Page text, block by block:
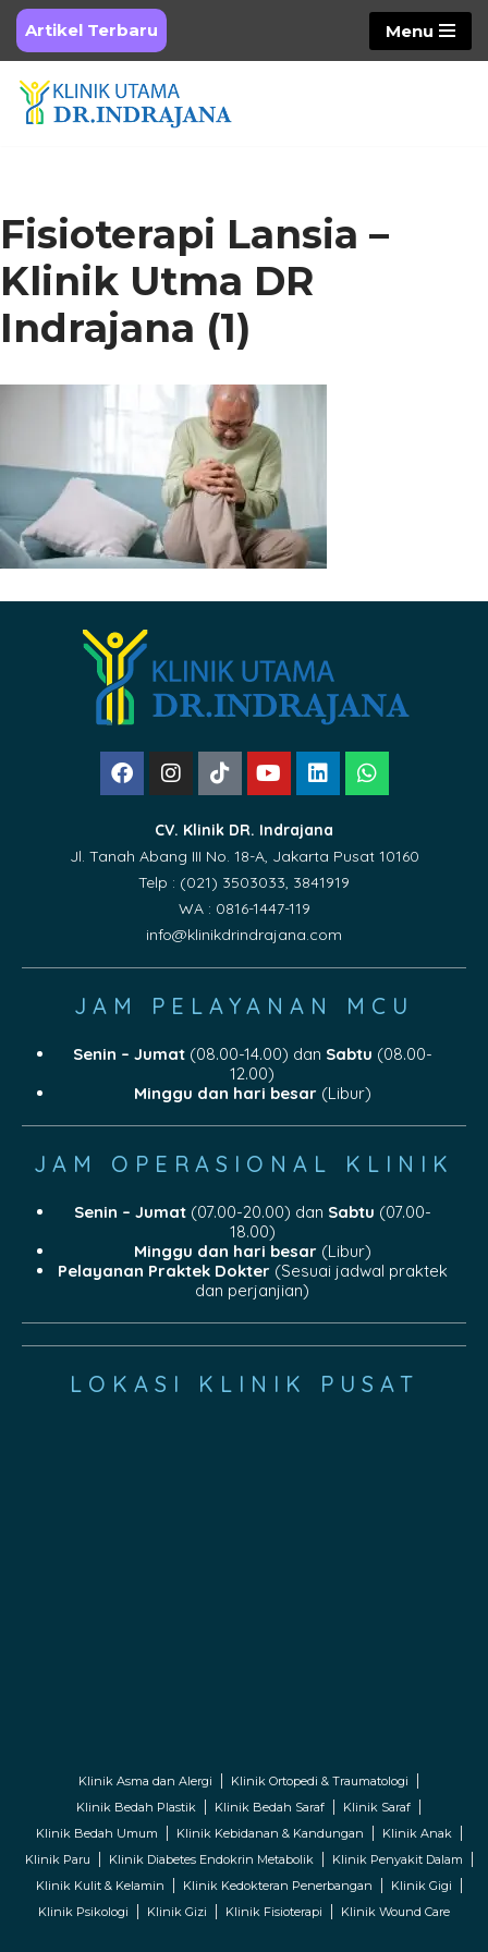
Skip
to
content
Artikel Terbaru Menu
Fisioterapi Lansia –
Klinik Utma DR
Indrajana (1)
CV. Klinik DR. Indrajana
Jl. Tanah Abang III No. 18-A, Jakarta Pusat 10160
Telp : (021) 3503033, 3841919
WA : 0816-1447-119
info@klinikdrindrajana.com
JAM PELAYANAN MCU
Senin – Jumat(08.00-14.00) dan Sabtu (08.00-
12.00)
Minggu dan hari besar(Libur)
JAM OPERASIONAL KLINIK
Senin – Jumat(07.00-20.00) dan Sabtu (07.00-
18.00)
Minggu dan hari besar(Libur)
Pelayanan Praktek Dokter(Sesuai jadwal praktek
dan perjanjian)
LOKASI KLINIK PUSAT
Klinik Asma dan Alergi
Klinik Ortopedi & Traumatologi
Klinik Bedah Plastik
Klinik Bedah Saraf
Klinik Saraf
Klinik Bedah Umum
Klinik Kebidanan & Kandungan
Klinik Anak
Klinik Paru
Klinik Diabetes Endokrin Metabolik
Klinik Penyakit Dalam
Klinik Kulit & Kelamin
Klinik Kedokteran Penerbangan
Klinik Gigi
Klinik Psikologi
Klinik Gizi Klinik Fisioterapi Klinik Wound Care